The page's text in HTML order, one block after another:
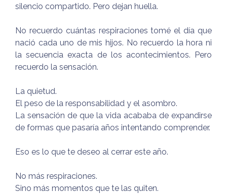
silencio compartido. Pero dejan huella.
No recuerdo cuántas respiraciones tomé el día que
nació cada uno de mis hijos. No recuerdo la hora ni
la secuencia exacta de los acontecimientos. Pero
recuerdo la sensación.
La quietud.
El peso de la responsabilidad y el asombro.
La sensación de que la vida acababa de expandirse
de formas que pasaría años intentando comprender.
Eso es lo que te deseo al cerrar este año.
No más respiraciones.
Sino más momentos que te las quiten.